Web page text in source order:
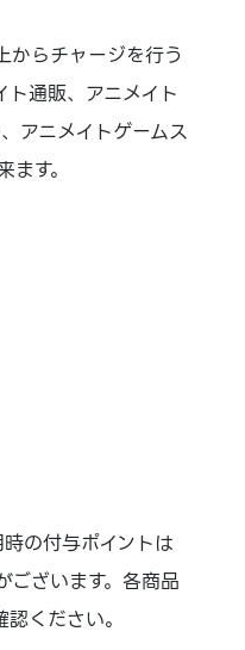
からチャージを行う
ト通販、アニメイト
アニメイトゲームス
す。
の付与ポイントは
ございます。各商品
ください。